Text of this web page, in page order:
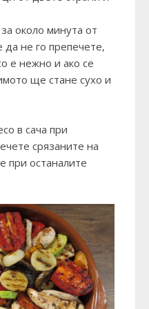
около минута от
да не го препечете,
е нежно и ако се
ще стане сухо и
в сача при
срязаните на
при останалите